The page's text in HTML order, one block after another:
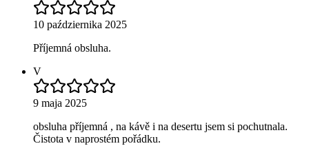
10 października 2025
Příjemná obsluha.
V
9 maja 2025
obsluha příjemná , na kávě i na desertu jsem si pochutnala.
Čistota v naprostém pořádku.